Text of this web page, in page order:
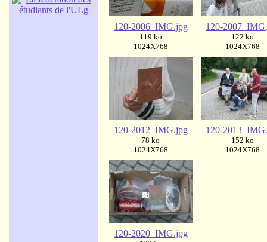
120-2006_IMG.jpg
119 ko
1024X768
120-
122 ko
1024X768
120-2012_IMG.jpg
78 ko
1024X768
120-
152 ko
1024X768
120-2020_IMG.jpg